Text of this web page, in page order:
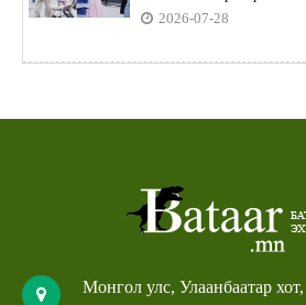
2026-07-28
Монгол улс, Улаанбаатар